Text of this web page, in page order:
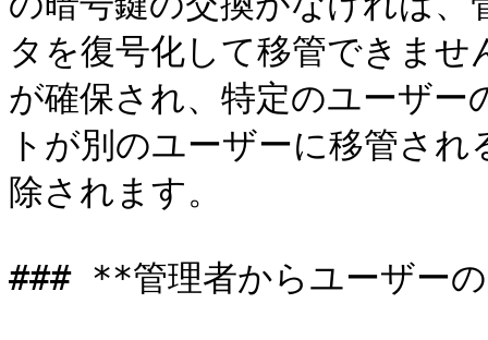
タを復号化して移管できま
が確保され、特定のユーザ
トが別のユーザーに移管さ
除されます。
### **管理者からユーザー